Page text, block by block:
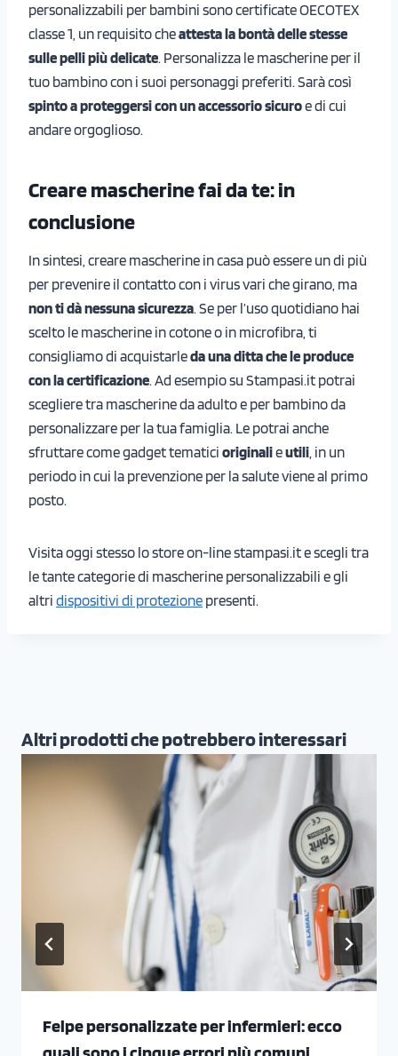
personalizzabili per bambini sono certificate OECOTEX
classe 1, un requisito cheattesta la bontà delle stesse
sulle pelli più delicate. Personalizza le mascherine per il
tuo bambino con i suoi personaggi preferiti. Sarà così
spinto a proteggersi con un accessorio sicuroe di cui
andare orgoglioso.
Creare mascherine fai da te: in
conclusione
In sintesi, creare mascherine in casa può essere un di più
per prevenire il contatto con i virus vari che girano, ma
non ti dà nessuna sicurezza. Se per l’uso quotidiano hai
scelto le mascherine in cotone o in microfibra, ti
consigliamo di acquistarleda una ditta che le produce
con la certificazione. Ad esempio su Stampasi.it potrai
scegliere tra mascherine da adulto e per bambino da
personalizzare per la tua famiglia. Le potrai anche
sfruttare come gadget tematici originalieutili, in un
periodo in cui la prevenzione per la salute viene al primo
posto.
Visita oggi stesso lo store on-line stampasi.it e scegli tra
le tante categorie di mascherine personalizzabili e gli
altri dispositivi di protezione presenti.
Altri prodotti che potrebbero interessari
Felpe personalizzate per infermieri: ecco